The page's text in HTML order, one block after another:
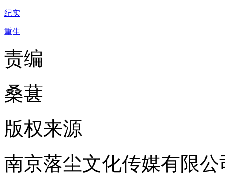
纪实
重生
责编
桑葚
版权来源
南京落尘文化传媒有限公